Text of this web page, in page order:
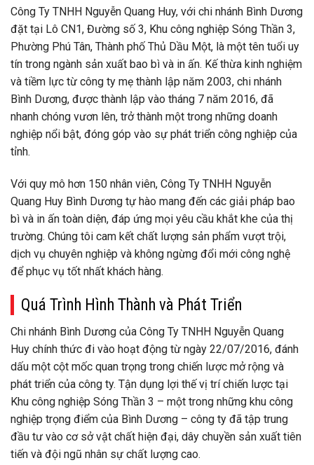
Công Ty TNHH Nguyễn Quang Huy, với chi nhánh Bình Dương
đặt tại Lô CN1, Đường số 3, Khu công nghiệp Sóng Thần 3,
Phường Phú Tân, Thành phố Thủ Dầu Một, là một tên tuổi uy
tín trong ngành sản xuất bao bì và in ấn. Kế thừa kinh nghiệm
và tiềm lực từ công ty mẹ thành lập năm 2003, chi nhánh
Bình Dương, được thành lập vào tháng 7 năm 2016, đã
nhanh chóng vươn lên, trở thành một trong những doanh
nghiệp nổi bật, đóng góp vào sự phát triển công nghiệp của
tỉnh.
Với quy mô hơn 150 nhân viên, Công Ty TNHH Nguyễn
Quang Huy Bình Dương tự hào mang đến các giải pháp bao
bì và in ấn toàn diện, đáp ứng mọi yêu cầu khắt khe của thị
trường. Chúng tôi cam kết chất lượng sản phẩm vượt trội,
dịch vụ chuyên nghiệp và không ngừng đổi mới công nghệ
để phục vụ tốt nhất khách hàng.
Quá Trình Hình Thành và Phát Triển
Chi nhánh Bình Dương của Công Ty TNHH Nguyễn Quang
Huy chính thức đi vào hoạt động từ ngày 22/07/2016, đánh
dấu một cột mốc quan trọng trong chiến lược mở rộng và
phát triển của công ty. Tận dụng lợi thế vị trí chiến lược tại
Khu công nghiệp Sóng Thần 3 – một trong những khu công
nghiệp trọng điểm của Bình Dương – công ty đã tập trung
đầu tư vào cơ sở vật chất hiện đại, dây chuyền sản xuất tiên
tiến và đội ngũ nhân sự chất lượng cao.